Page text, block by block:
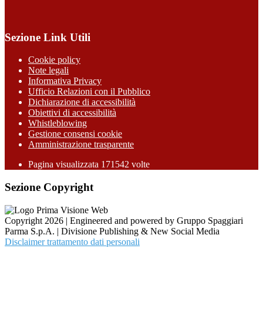
Sezione Link Utili
Cookie policy
Note legali
Informativa Privacy
Ufficio Relazioni con il Pubblico
Dichiarazione di accessibilità
Obiettivi di accessibilità
Whistleblowing
Gestione consensi cookie
Amministrazione trasparente
Pagina visualizzata 171542 volte
Sezione Copyright
Copyright 2026 | Engineered and powered by Gruppo Spaggiari
Parma S.p.A. | Divisione Publishing & New Social Media
Disclaimer trattamento dati personali